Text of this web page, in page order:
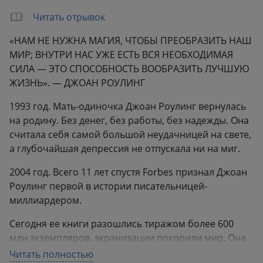
Вес:
0.33 кг
Читать отрывок
«НАМ НЕ НУЖНА МАГИЯ, ЧТОБЫ ПРЕОБРАЗИТЬ НАШ
МИР; ВНУТРИ НАС УЖЕ ЕСТЬ ВСЯ НЕОБХОДИМАЯ
СИЛА — ЭТО СПОСОБНОСТЬ ВООБРАЗИТЬ ЛУЧШУЮ
ЖИЗНЬ». — ДЖОАН РОУЛИНГ
1993 год. Мать-одиночка Джоан Роулинг вернулась
на родину. Без денег, без работы, без надежды. Она
считала себя самой большой неудачницей на свете,
а глубочайшая депрессия не отпускала ни на миг.
2004 год. Всего 11 лет спустя Forbes признал Джоан
Роулинг первой в истории писательницей-
миллиардером.
Сегодня ее книги разошлись тиражом более 600
млн экземпляров, экранизации покорили мир. Она
названа самой влиятельной женщиной Британии, а
Читать полностью